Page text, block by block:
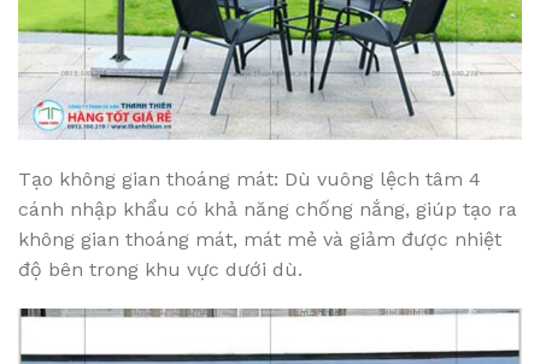
Tạo không gian thoáng mát: Dù vuông lệch tâm 4
cánh nhập khẩu có khả năng chống nắng, giúp tạo ra
không gian thoáng mát, mát mẻ và giảm được nhiệt
độ bên trong khu vực dưới dù.